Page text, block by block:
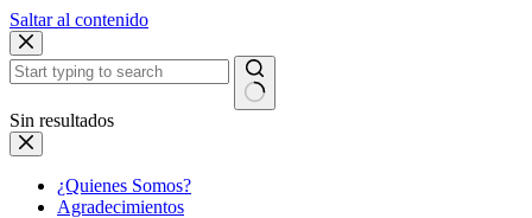
Saltar al contenido
Sin resultados
¿Quienes Somos?
Agradecimientos